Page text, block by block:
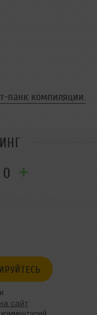
панк компиляции.
0
сайт